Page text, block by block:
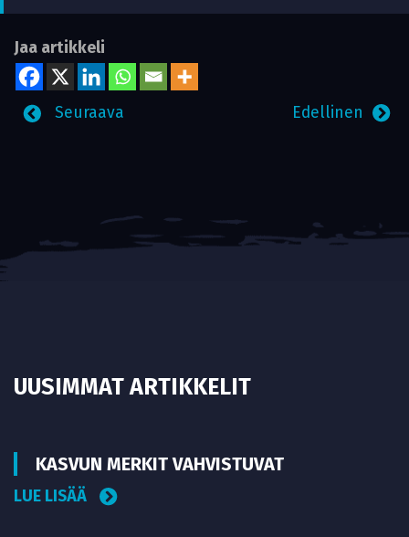
Jaa artikkeli
Edellinen
Seuraava
UUSIMMAT ARTIKKELIT
KASVUN MERKIT VAHVISTUVAT
LUE LISÄÄ